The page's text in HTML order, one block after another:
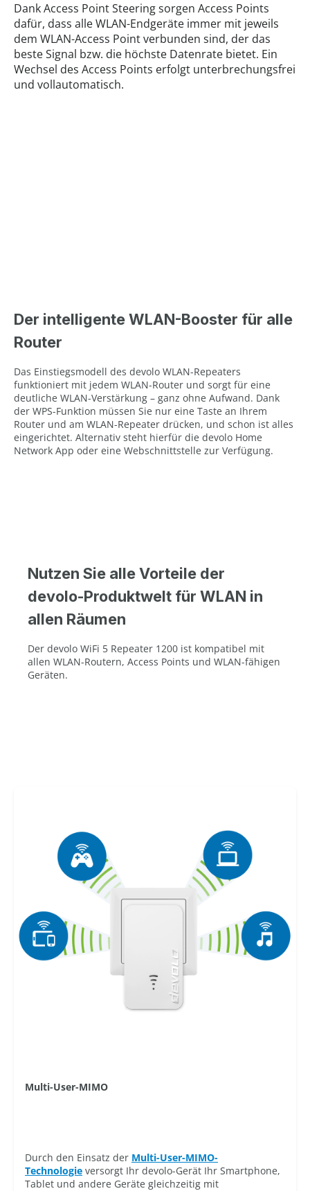
Dank Access Point Steering sorgen Access Points
dafür, dass alle WLAN-Endgeräte immer mit jeweils
dem WLAN-Access Point verbunden sind, der das
beste Signal bzw. die höchste Datenrate bietet. Ein
Wechsel des Access Points erfolgt unterbrechungsfrei
und vollautomatisch.
Der intelligente WLAN-Booster für alle
Router
Das Einstiegsmodell des devolo WLAN-Repeaters
funktioniert mit jedem WLAN-Router und sorgt für eine
deutliche WLAN-Verstärkung – ganz ohne Aufwand. Dank
der WPS-Funktion müssen Sie nur eine Taste an Ihrem
Router und am WLAN-Repeater drücken, und schon ist alles
eingerichtet. Alternativ steht hierfür die devolo Home
Network App oder eine Webschnittstelle zur Verfügung.
Nutzen Sie alle Vorteile der
devolo-Produktwelt für WLAN in
allen Räumen
Der devolo WiFi 5 Repeater 1200 ist kompatibel mit
allen WLAN-Routern, Access Points und WLAN-fähigen
Geräten.
Multi-User-MIMO
Durch den Einsatz der Multi-User-MIMO-
Technologie versorgt Ihr devolo-Gerät Ihr Smartphone,
Tablet und andere Geräte gleichzeitig mit